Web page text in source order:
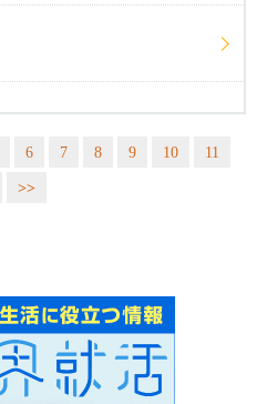
6 7 8 9 10
11
>>